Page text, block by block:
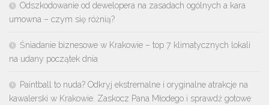
Odszkodowanie od dewelopera na zasadach ogólnych a kara
umowna – czym się różnią?
Śniadanie biznesowe w Krakowie – top 7 klimatycznych lokali
na udany początek dnia
Paintball to nuda? Odkryj ekstremalne i oryginalne atrakcje na
kawalerski w Krakowie. Zaskocz Pana Młodego i sprawdź gotowe